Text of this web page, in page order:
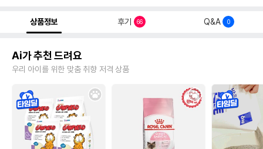
상품정보 후기 66 Q&A 0
Ai가 추천 드려요
우리 아이를 위한 맞춤 취향 저격 상품